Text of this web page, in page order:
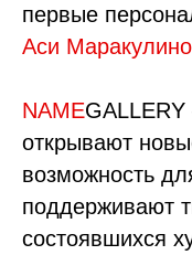
первые
Аси
NAME
открывают
возможность
поддерживают
состоявшихся